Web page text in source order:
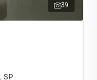
39
, SP